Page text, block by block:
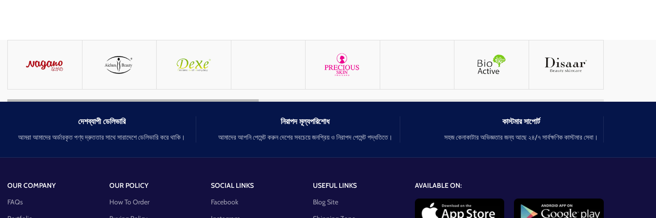
দেশব্যাপী ডেলিভারি
আমরা আমাদের অর্ডারকৃত পণ্য দ্রুততার সাথে সারাদেশে ডেলিভারি করে থাকি।
নিরাপদ মূল্যপরিশোধ
আমাদের আপনি পেমেন্ট করুন দেশের সবচেয়ে জনপ্রিয় ও নিরাপদ পেমেন্ট পদ্ধতিতে।
কাস্টমার সাপোর্ট
সহজ কেনাকাটার অভিজ্ঞতার জন্য আছে ২৪/৭ সার্বক্ষণিক কাস্টমার সেবা।
OUR COMPANY
FAQs
OUR POLICY
How To Order
SOCIAL LINKS
Facebook
USEFUL LINKS
Blog Site
AVAILABLE ON: